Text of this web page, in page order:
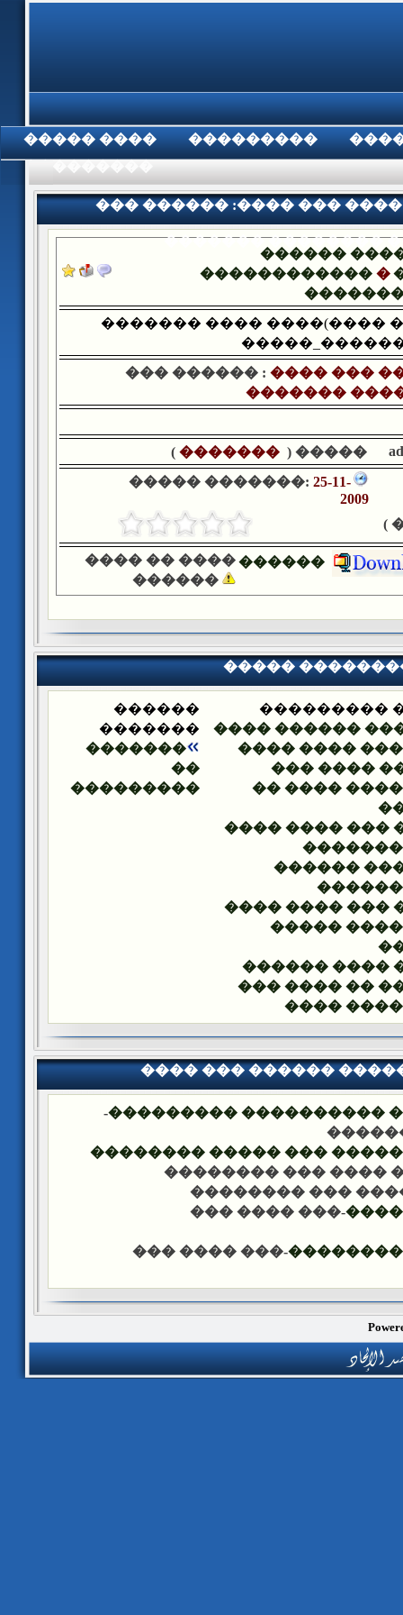
���� ����� ���������
��� ������ :���� ���
������� ��������
������
�������������
������� ���� ����(����
��� ������ : ���� ���
�������
����� (
�������
)
����� �������: 25-11-
2009
���� �� ����
������
������
�����
�����
������ ������
��� ����
�����
���� ����
���� ��� ����
����
�������
����
���� ��� ����
���� ����
���� ����
������ ��
����
������
�������
�������
��
���������
���� ��� ������
�������� �� ���
-
���
���� ����� �������� ���
-��� ���� ���
-��� ���� ���
-��� ���� ���
������
-��� ���� ���